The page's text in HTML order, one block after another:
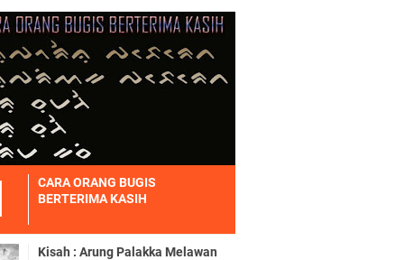
CARA ORANG BUGIS
BERTERIMA KASIH
Kisah : Arung Palakka Melawan